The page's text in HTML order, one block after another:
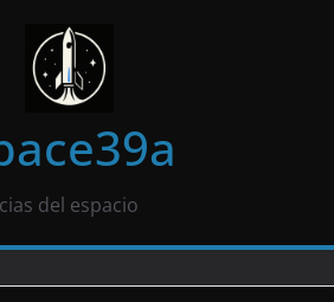
del espacio